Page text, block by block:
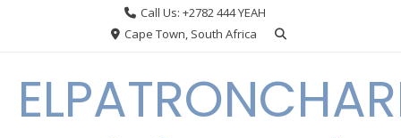
Call Us: +2782 444 YEAH
Cape Town, South Africa